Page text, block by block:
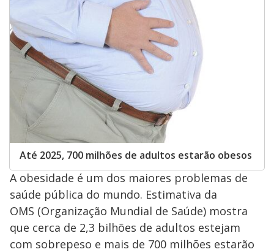
Até 2025, 700 milhões de adultos estarão obesos
A obesidade é um dos maiores problemas de
saúde pública do mundo. Estimativa da
OMS (Organização Mundial de Saúde) mostra
que cerca de 2,3 bilhões de adultos estejam
com sobrepeso e mais de 700 milhões estarão